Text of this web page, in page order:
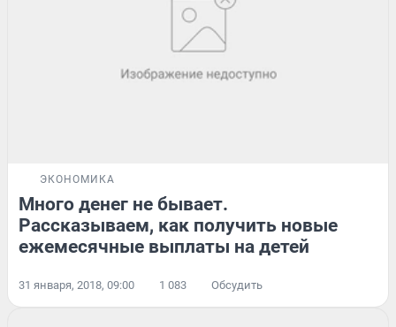
ЭКОНОМИКА
Много денег не бывает.
Рассказываем, как получить новые
ежемесячные выплаты на детей
31 января, 2018, 09:00 1 083 Обсудить